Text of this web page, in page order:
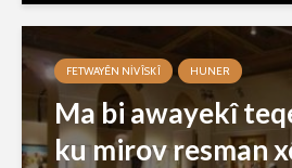
FETWAYÊN NIVÎSKÎ HUNER
Ma bi awayekî
ku mirov resman